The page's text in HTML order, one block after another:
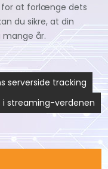
for at forlænge dets
du sikre, at din
år.
serverside tracking
i streaming-verdenen